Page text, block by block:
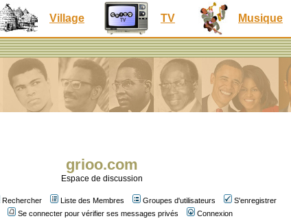
Village TV Musique
grioo.com
Espace de discussion
Rechercher Liste des Membres Groupes d'utilisateurs
S'enregistrer
Se connecter pour vérifier ses messages privés Connexion